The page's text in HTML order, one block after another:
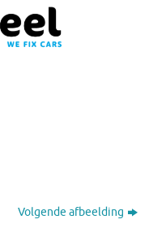
Volgende afbeelding